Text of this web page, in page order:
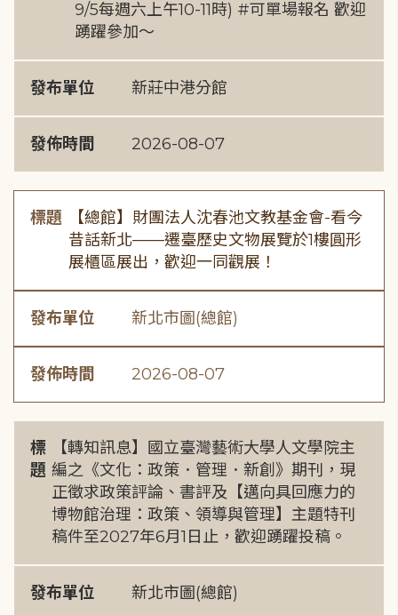
9/5每週六上午10-11時) #可單場報名 歡迎
踴躍參加～
發布單位 新莊中港分館
發佈時間 2026-08-07
標題
【總館】財團法人沈春池文教基金會-看今
昔話新北——遷臺歷史文物展覽於1樓圓形
展櫃區展出，歡迎一同觀展！
發布單位 新北市圖(總館)
發佈時間 2026-08-07
標
題
【轉知訊息】國立臺灣藝術大學人文學院主
編之《文化：政策．管理．新創》期刊，現
正徵求政策評論、書評及【邁向具回應力的
博物館治理：政策、領導與管理】主題特刊
稿件至2027年6月1日止，歡迎踴躍投稿。
發布單位 新北市圖(總館)